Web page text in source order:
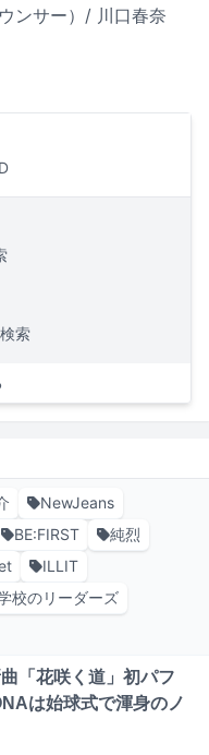
ンサー）/ 川口春奈
索
NewJeans
BE:FIRST
純烈
ILLIT
校のリーダーズ
「花咲く道」初パフ
は始球式で渾身のノ